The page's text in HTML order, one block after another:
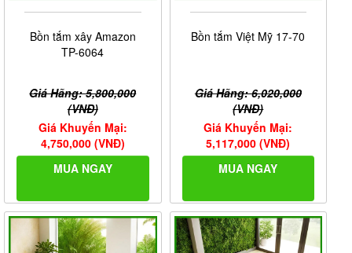
Bồn tắm xây Amazon
TP-6064
Giá Hãng: 5,800,000
(VNĐ)
Giá Khuyến Mại:
4,750,000 (VNĐ)
MUA NGAY
Bồn tắm Việt Mỹ 17-70
Giá Hãng: 6,020,000
(VNĐ)
Giá Khuyến Mại:
5,117,000 (VNĐ)
MUA NGAY